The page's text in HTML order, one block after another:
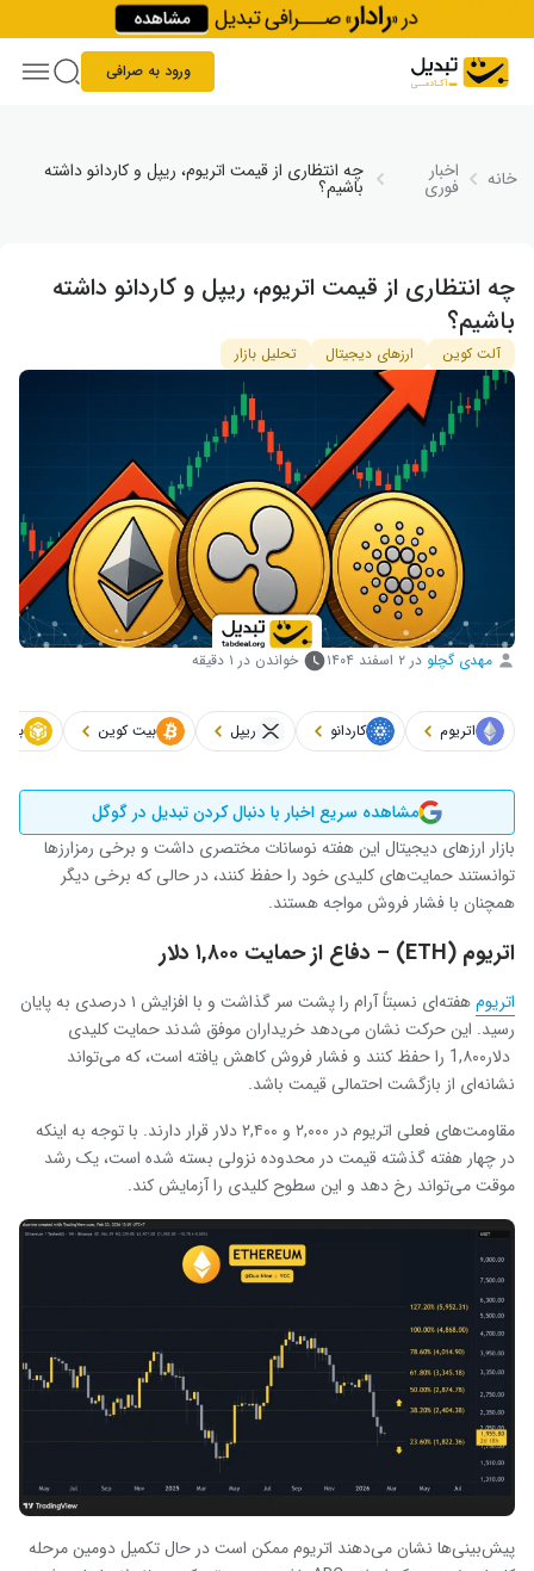
Skip to content
ورود به صرافی
خانه اخبار
فوری
چه انتظاری از قیمت اتریوم، ریپل و کاردانو داشته
باشیم؟
چه انتظاری از قیمت اتریوم، ریپل و کاردانو داشته
باشیم؟
آلت کوین ارزهای دیجیتال تحلیل بازار
مهدی گچلو در ۲ اسفند ۱۴۰۴ خواندن در ۱ دقیقه
اتریوم کاردانو ریپل بیت کوین
مشاهده سریع اخبار با دنبال کردن تبدیل در گوگل
بازار ارزهای دیجیتال این هفته نوسانات مختصری داشت و برخی رمزارزها
توانستند حمایت‌های کلیدی خود را حفظ کنند، در حالی که برخی دیگر
همچنان با فشار فروش مواجه هستند.
اتریوم (ETH) – دفاع از حمایت ۱,۸۰۰ دلار
اتریوم
هفته‌ای نسبتاً آرام را پشت سر گذاشت و با افزایش ۱ درصدی به پایان
رسید. این حرکت نشان می‌دهد خریداران موفق شدند حمایت کلیدی
دلار1,۸۰۰ را حفظ کنند و فشار فروش کاهش یافته است، که می‌تواند
نشانه‌ای از بازگشت احتمالی قیمت باشد.
مقاومت‌های فعلی اتریوم در ۲,۰۰۰ و ۲,۴۰۰ دلار قرار دارند. با توجه به اینکه
در چهار هفته گذشته قیمت در محدوده نزولی بسته شده است، یک رشد
موقت می‌تواند رخ دهد و این سطوح کلیدی را آزمایش کند.
پیش‌بینی‌ها نشان می‌دهند اتریوم ممکن است در حال تکمیل دومین مرحله